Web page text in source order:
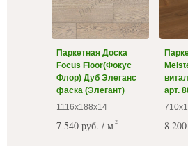
Паркетная Доска
Focus Floor(Фокус
Флор) Дуб Элеганс
фаска (Элегант)
1116х188х14
7 540 руб. / м 2
арт.
8